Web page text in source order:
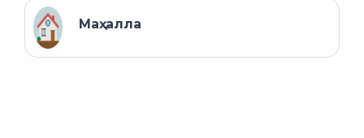
Маҳалла